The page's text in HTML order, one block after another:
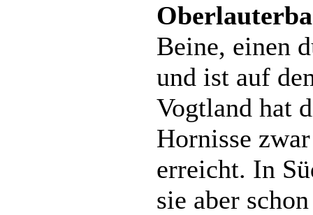
Beine, einen
und ist auf
Vogtland hat
Hornisse
erreicht. In
sie aber